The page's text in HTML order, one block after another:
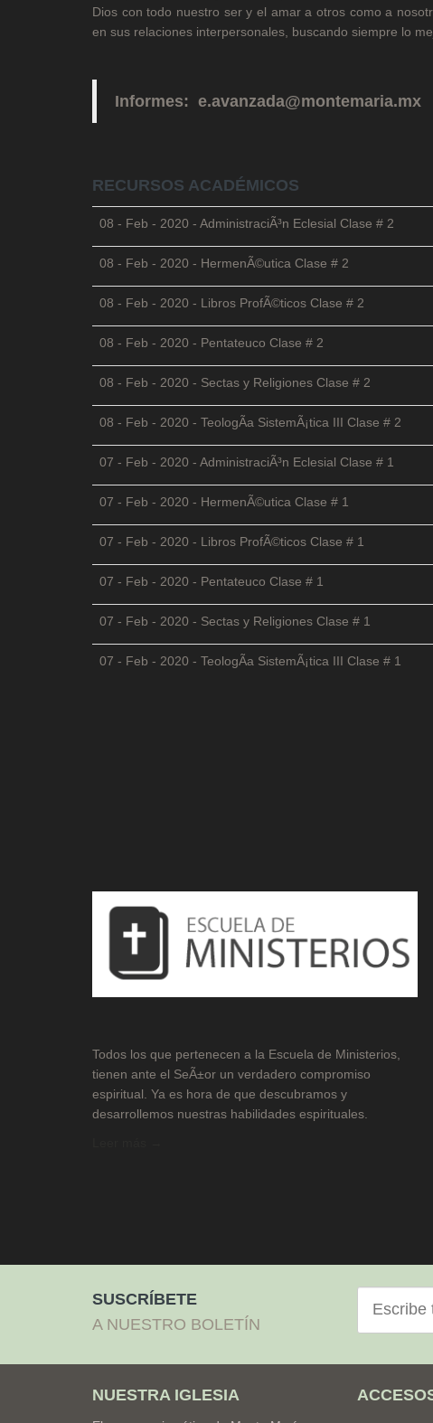
Dios con todo nuestro ser y el amar a otros como a
en sus relaciones interpersonales, buscando siempre lo
Informes: e.avanzada@montemaria.mx
RECURSOS ACADÉMICOS
08 - Feb - 2020 - AdministraciÃ³n Eclesial Clase # 2
08 - Feb - 2020 - HermenÃ©utica Clase # 2
08 - Feb - 2020 - Libros ProfÃ©ticos Clase # 2
08 - Feb - 2020 - Pentateuco Clase # 2
08 - Feb - 2020 - Sectas y Religiones Clase # 2
08 - Feb - 2020 - TeologÃ­a SistemÃ¡tica III Clase # 2
07 - Feb - 2020 - AdministraciÃ³n Eclesial Clase # 1
07 - Feb - 2020 - HermenÃ©utica Clase # 1
07 - Feb - 2020 - Libros ProfÃ©ticos Clase # 1
07 - Feb - 2020 - Pentateuco Clase # 1
07 - Feb - 2020 - Sectas y Religiones Clase # 1
07 - Feb - 2020 - TeologÃ­a SistemÃ¡tica III Clase # 1
Todos los que pertenecen a la Escuela de Ministerios,
tienen ante el SeÃ±or un verdadero compromiso
espiritual. Ya es hora de que descubramos y
desarrollemos nuestras habilidades espirituales.
SUSCRÍBETE
A NUESTRO BOLETÍN
electrónico
NUESTRA IGLESIA